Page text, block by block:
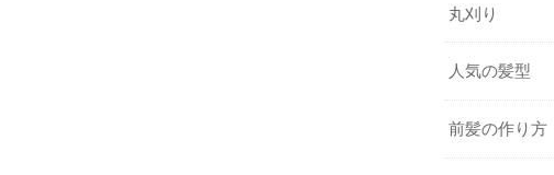
丸刈り
人気の髪型
前髪の作り方